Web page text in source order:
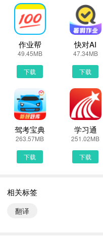
首先，我们手机里要有一个
然可以用手机都是自带网页
最新韩语学习助手
第二步：
打开UC浏览器或者自带浏览
学习助手下载安装或者最新
我们可以看到搜索结果罗列
关信息下载网站，当然推荐
的网站下载更加安全可靠
第三步：
选择进入其中一个韩语学习
头部提供了韩语学习助手的
接着网页提示有下载内容，这
路径根据个人喜爱可改可不
作业帮
49.45MB
下载
快对AI
47.34MB
下载
驾考宝典
263.57MB
下载
学习通
251.02MB
下载
相关标签
翻译